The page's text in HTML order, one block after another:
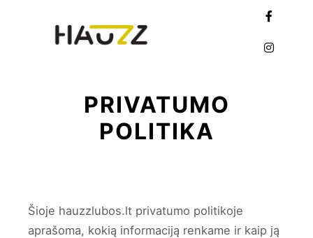
PRIVATUMO
POLITIKA
Šioje hauzzlubos.lt privatumo politikoje
aprašoma, kokią informaciją renkame ir kaip ją